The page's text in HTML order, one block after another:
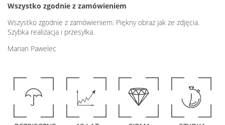
Wszystko zgodnie z zamówieniem
Wszystko zgodnie z zamówieniem. Piękny obraz jak ze zdjęcia.
Szybka realizacja i przesyłka.
Marian Pawelec